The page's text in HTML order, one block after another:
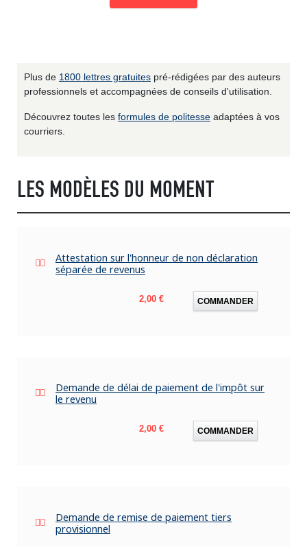
Plus de 1800 lettres gratuites pré-rédigées par des auteurs
professionnels et accompagnées de conseils d'utilisation.
Découvrez toutes les formules de politesse adaptées à vos
courriers.
LES MODÈLES DU MOMENT
Attestation sur l'honneur de non déclaration
séparée de revenus
Prix
2,00 € COMMANDER
Demande de délai de paiement de l'impôt sur
le revenu
Prix
2,00 € COMMANDER
Demande de remise de paiement tiers
provisionnel